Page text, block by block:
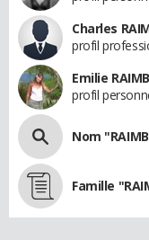
Charles
profil
Emilie
profil
Nom
Famille